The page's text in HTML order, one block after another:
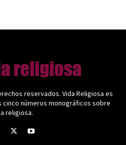
reservados. Vida Religiosa es
cinco números monográficos sobre
religiosa.